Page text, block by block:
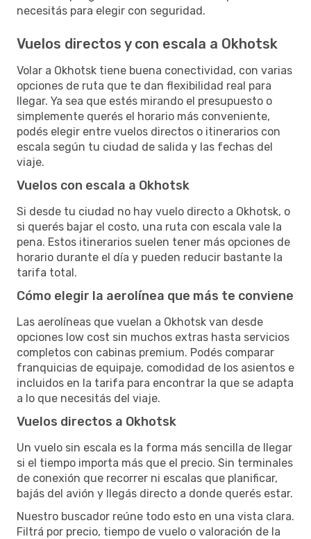
necesitás para elegir con seguridad.
Vuelos directos y con escala a Okhotsk
Volar a Okhotsk tiene buena conectividad, con varias
opciones de ruta que te dan flexibilidad real para
llegar. Ya sea que estés mirando el presupuesto o
simplemente querés el horario más conveniente,
podés elegir entre vuelos directos o itinerarios con
escala según tu ciudad de salida y las fechas del
viaje.
Vuelos con escala a Okhotsk
Si desde tu ciudad no hay vuelo directo a Okhotsk, o
si querés bajar el costo, una ruta con escala vale la
pena. Estos itinerarios suelen tener más opciones de
horario durante el día y pueden reducir bastante la
tarifa total.
Cómo elegir la aerolínea que más te conviene
Las aerolíneas que vuelan a Okhotsk van desde
opciones low cost sin muchos extras hasta servicios
completos con cabinas premium. Podés comparar
franquicias de equipaje, comodidad de los asientos e
incluidos en la tarifa para encontrar la que se adapta
a lo que necesitás del viaje.
Vuelos directos a Okhotsk
Un vuelo sin escala es la forma más sencilla de llegar
si el tiempo importa más que el precio. Sin terminales
de conexión que recorrer ni escalas que planificar,
bajás del avión y llegás directo a donde querés estar.
Nuestro buscador reúne todo esto en una vista clara.
Filtrá por precio, tiempo de vuelo o valoración de la